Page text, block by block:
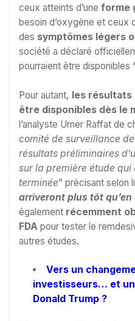
ceux atteints d’une forme
besoin d’oxygène et ceux
des symptômes légers
société a déclaré
pourraient être disponibles
Pour autant, les résultats
être disponibles dès le
l’analyste Umer Raffat de
comité de surveillance
résultats préliminaires
sur la première étude qui
terminée” précisant selon
arriveront plus tôt qu’en
également récemment
FDA pour tester le
autres études.
Vers un
investisseurs… et
Donald Trump ?